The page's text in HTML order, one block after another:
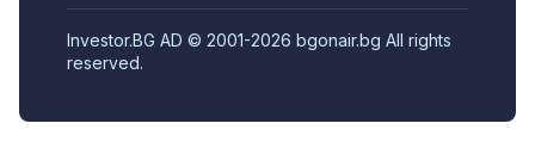
Investor.BG AD © 2001-2026 bgonair.bg All rights
reserved.